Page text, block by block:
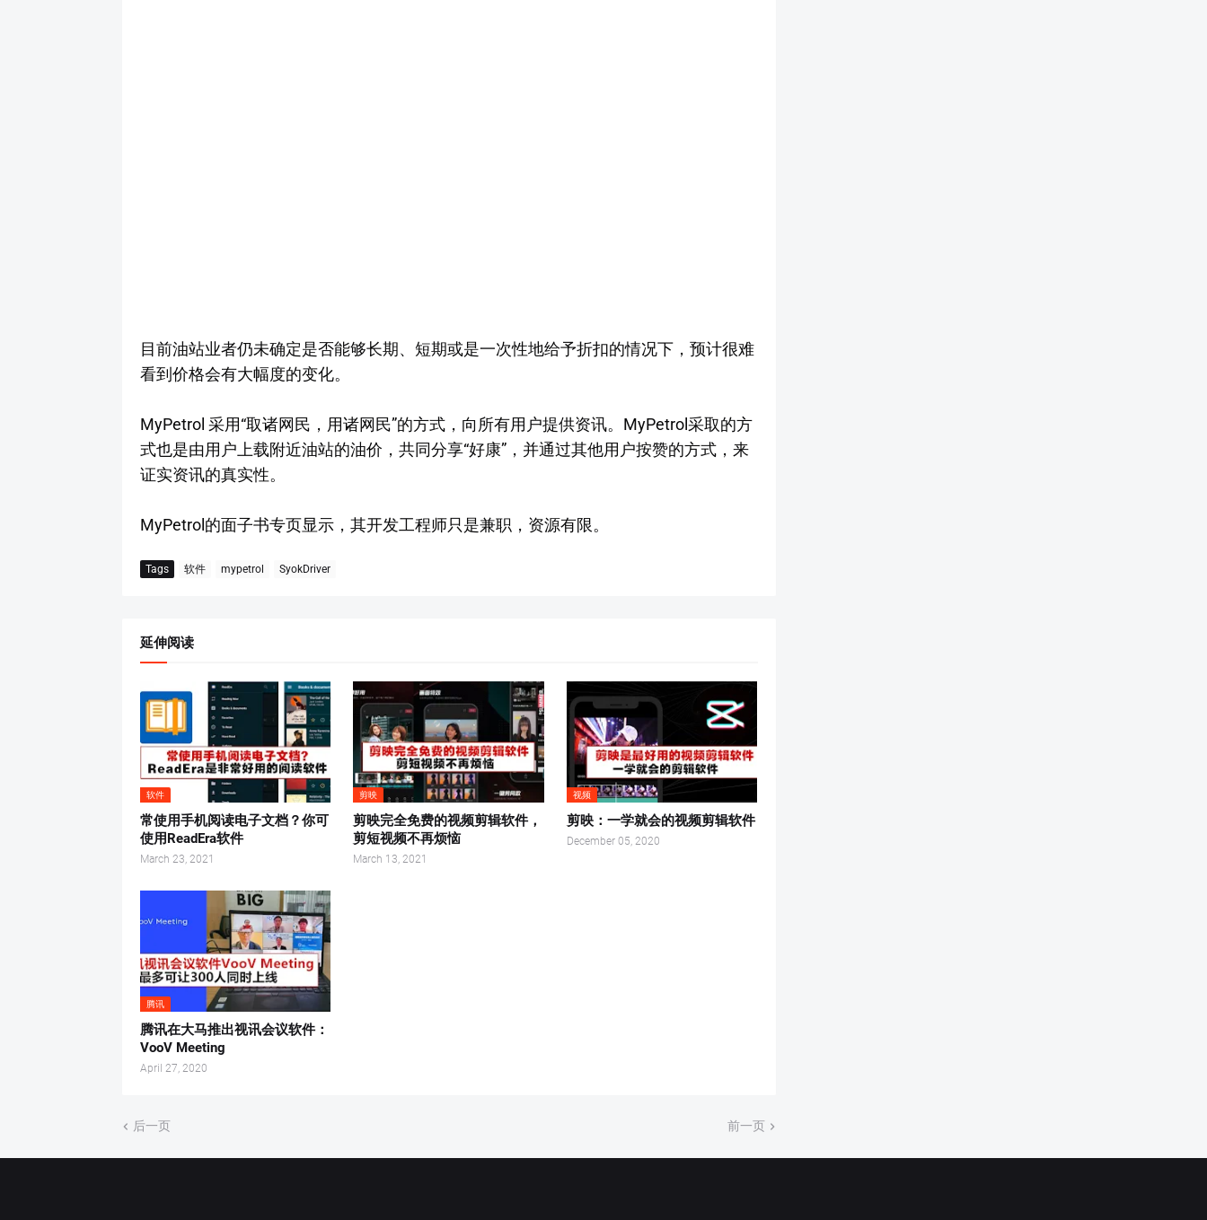
目前油站业者仍未确定是否能够长期、短期或是一次性地给予折扣的情况下，预计很难
看到价格会有大幅度的变化。
MyPetrol 采用“取诸网民，用诸网民”的方式，向所有用户提供资讯。MyPetrol采取的方
式也是由用户上载附近油站的油价，共同分享“好康”，并通过其他用户按赞的方式，来
证实资讯的真实性。
MyPetrol的面子书专页显示，其开发工程师只是兼职，资源有限。
Tags 软件 mypetrol SyokDriver
延伸阅读
软件
常使用手机阅读电子文档？你可
使用ReadEra软件
March 23, 2021
剪映
剪映完全免费的视频剪辑软件，
剪短视频不再烦恼
March 13, 2021
视频
剪映：一学就会的视频剪辑软件
December 05, 2020
腾讯
腾讯在大马推出视讯会议软件：
VooV Meeting
April 27, 2020
后一页 前一页